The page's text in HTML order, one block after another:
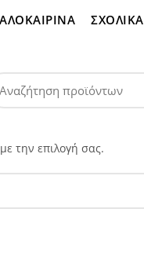
ΣΧΟΛΙΚΑ
την επιλογή σας.